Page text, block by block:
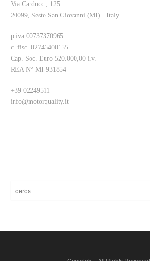
Via Carducci, 125
20099, Sesto San Giovanni (MI) - Italy
p.iva 00737370965
c. fisc. 02746400155
Cap. Soc. Euro 520.000,00 i.v.
REA N° MI-931854
+39 02249511
info@motorquality.it